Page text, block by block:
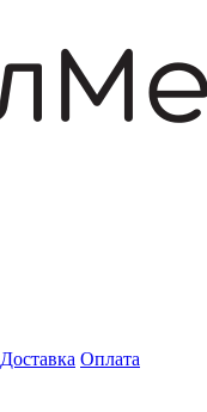
Доставка Оплата